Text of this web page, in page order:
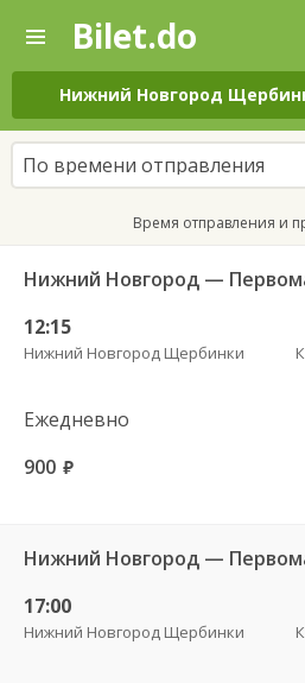
—
Поиск
и
покупка
билетов
на
автобус
онлайн
Bilet.do
Нижний Новгород
По времени отправления
Время отправления и
Нижний Новгород —
12:15
Нижний Новгород Щербинки
Ежедневно
900 руб.
Нижний Новгород —
17:00
Нижний Новгород Щербинки